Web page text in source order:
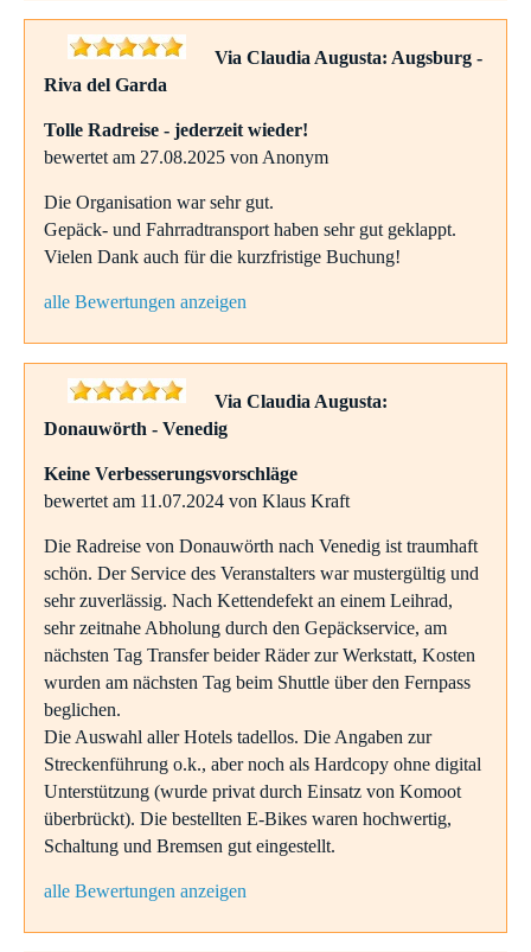
Via Claudia Augusta: Augsburg -
Riva del Garda
Tolle Radreise - jederzeit wieder!
bewertet am 27.08.2025 von Anonym
Die Organisation war sehr gut.
Gepäck- und Fahrradtransport haben sehr gut geklappt.
Vielen Dank auch für die kurzfristige Buchung!
alle Bewertungen anzeigen
Via Claudia Augusta:
Donauwörth - Venedig
Keine Verbesserungsvorschläge
bewertet am 11.07.2024 von Klaus Kraft
Die Radreise von Donauwörth nach Venedig ist traumhaft
schön. Der Service des Veranstalters war mustergültig und
sehr zuverlässig. Nach Kettendefekt an einem Leihrad,
sehr zeitnahe Abholung durch den Gepäckservice, am
nächsten Tag Transfer beider Räder zur Werkstatt, Kosten
wurden am nächsten Tag beim Shuttle über den Fernpass
beglichen.
Die Auswahl aller Hotels tadellos. Die Angaben zur
Streckenführung o.k., aber noch als Hardcopy ohne digital
Unterstützung (wurde privat durch Einsatz von Komoot
überbrückt). Die bestellten E-Bikes waren hochwertig,
Schaltung und Bremsen gut eingestellt.
alle Bewertungen anzeigen